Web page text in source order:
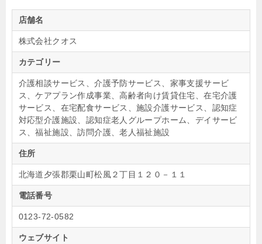
店舗名
株式会社クオス
カテゴリー
介護相談サービス、介護予防サービス、家事支援サービ
ス、ケアプラン作成事業、高齢者向け賃貸住宅、在宅介護
サービス、在宅配食サービス、施設介護サービス、認知症
対応型介護施設、認知症老人グループホーム、デイサービ
ス、福祉施設、訪問介護、老人福祉施設
住所
北海道夕張郡栗山町松風２丁目１２０－１１
電話番号
0123-72-0582
ウェブサイト